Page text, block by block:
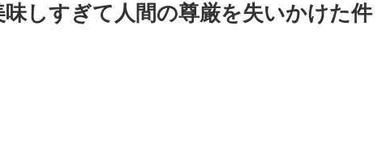
しすぎて人間の尊厳を失いかけた件